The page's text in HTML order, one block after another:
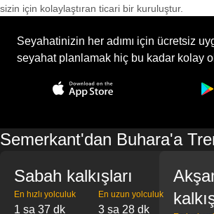
sizin için kolaylaştıran ticari bir kuruluştur.
Seyahatinizin her adımı için ücretsiz
seyahat planlamak hiç bu kadar kolay
Semerkant'dan Buhara'a
Sabah kalkışları
En hızlı yolculuk
1 sa 37 dk
En uzun yolculuk
3 sa 28 dk